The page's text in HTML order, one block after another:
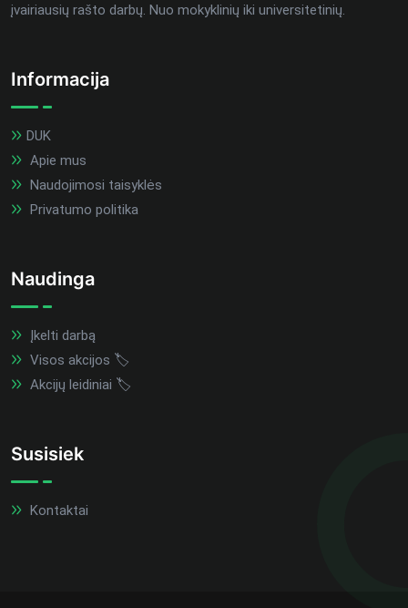
įvairiausių rašto darbų. Nuo mokyklinių iki universitetinių.
Informacija
DUK
Apie mus
Naudojimosi taisyklės
Privatumo politika
Naudinga
Įkelti darbą
Visos akcijos 🏷️
Akcijų leidiniai 🏷️
Susisiek
Kontaktai